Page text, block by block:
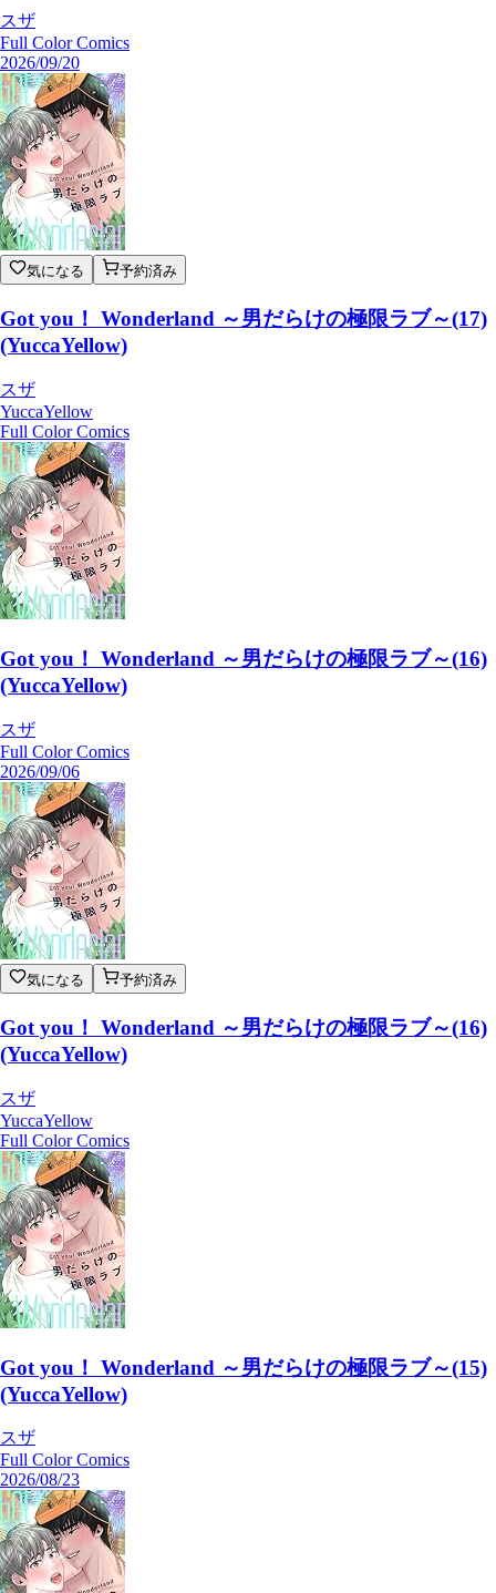
スザ
Full Color Comics
2026/09/20
気になる 予約済み
Got you！ Wonderland ～男だらけの極限ラブ～(17)
(YuccaYellow)
スザ
YuccaYellow
Full Color Comics
Got you！ Wonderland ～男だらけの極限ラブ～(16)
(YuccaYellow)
スザ
Full Color Comics
2026/09/06
気になる 予約済み
Got you！ Wonderland ～男だらけの極限ラブ～(16)
(YuccaYellow)
スザ
YuccaYellow
Full Color Comics
Got you！ Wonderland ～男だらけの極限ラブ～(15)
(YuccaYellow)
スザ
Full Color Comics
2026/08/23